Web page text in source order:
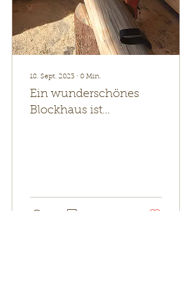
18. Sept. 2023 ∙ 0 Min.
Ein wunderschönes
Blockhaus ist